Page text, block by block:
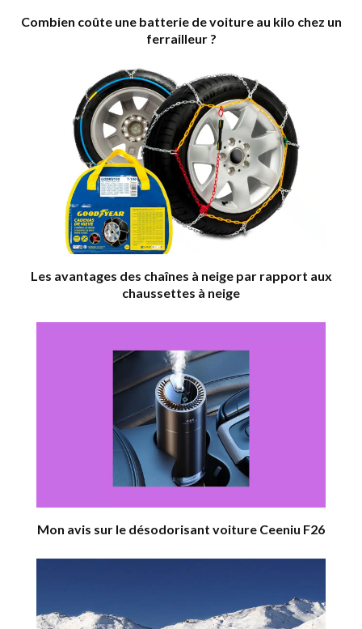
Combien coûte une batterie de voiture au kilo chez un
ferrailleur ?
Les avantages des chaînes à neige par rapport aux
chaussettes à neige
Mon avis sur le désodorisant voiture Ceeniu F26